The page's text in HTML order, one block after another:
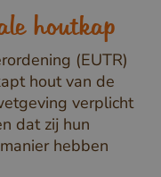
houtkap
(EUTR)
hout van de
verplicht
dat zij hun
hebben